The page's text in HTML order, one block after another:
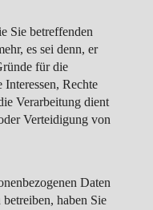
Sie betreffenden
es sei denn, er
für die
Rechte
Verarbeitung dient
Verteidigung von
Daten
haben Sie